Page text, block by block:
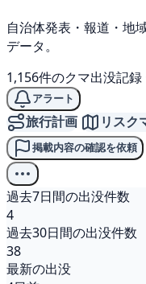
自治体発表・報道・地
データ。
1,156件のクマ出没記録
アラート
旅行計画 リスク
掲載内容の確認を依頼
過去7日間の出没件数
4
過去30日間の出没件数
38
最新の出没